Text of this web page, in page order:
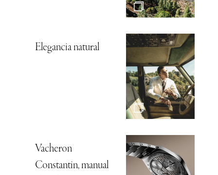
Elegancia natural
Vacheron
Constantin, manual